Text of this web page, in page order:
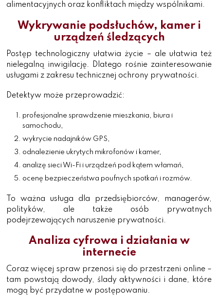
alimentacyjnych oraz konfliktach między wspólnikami.
Wykrywanie podsłuchów, kamer i
urządzeń śledzących
Postęp technologiczny ułatwia życie – ale ułatwia też
nielegalną inwigilację. Dlatego rośnie zainteresowanie
usługami z zakresu technicznej ochrony prywatności.
Detektyw może przeprowadzić:
profesjonalne sprawdzenie mieszkania, biura i
samochodu,
wykrycie nadajników GPS,
odnalezienie ukrytych mikrofonów i kamer,
analizę sieci Wi-Fi i urządzeń pod kątem włamań,
ocenę bezpieczeństwa poufnych spotkań i rozmów.
To ważna usługa dla przedsiębiorców, managerów,
polityków, ale także osób prywatnych
podejrzewających naruszenie prywatności.
Analiza cyfrowa i działania w
internecie
Coraz więcej spraw przenosi się do przestrzeni online –
tam powstają dowody, ślady aktywności i dane, które
mogą być przydatne w postępowaniu.